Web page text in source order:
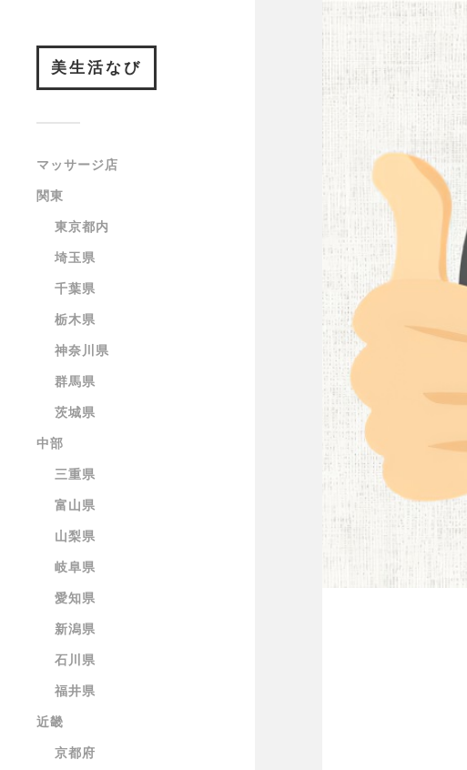
美生活なび
マッサージ店
関東
東京都内
埼玉県
千葉県
栃木県
神奈川県
群馬県
茨城県
中部
三重県
富山県
山梨県
岐阜県
愛知県
新潟県
石川県
福井県
近畿
京都府